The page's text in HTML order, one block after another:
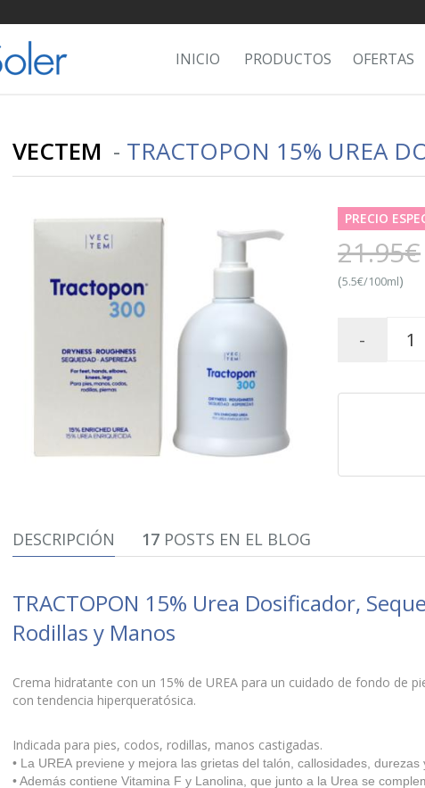
INICIO PRODUCTOS OFERTAS
VECTEM - TRACTOPON 15% UREA
PRECIO
21.95€
(5.5€/100ml)
-
DESCRIPCIÓN 17POSTS EN EL BLOG
TRACTOPON 15% Urea Dosificador,
Rodillas y Manos
Crema hidratante con un 15% de UREA para un cuidado de fondo de
con tendencia hiperqueratósica.
Indicada para pies, codos, rodillas, manos castigadas.
• La UREA previene y mejora las grietas del talón, callosidades,
• Además contiene Vitamina F y Lanolina, que junto a la Urea se